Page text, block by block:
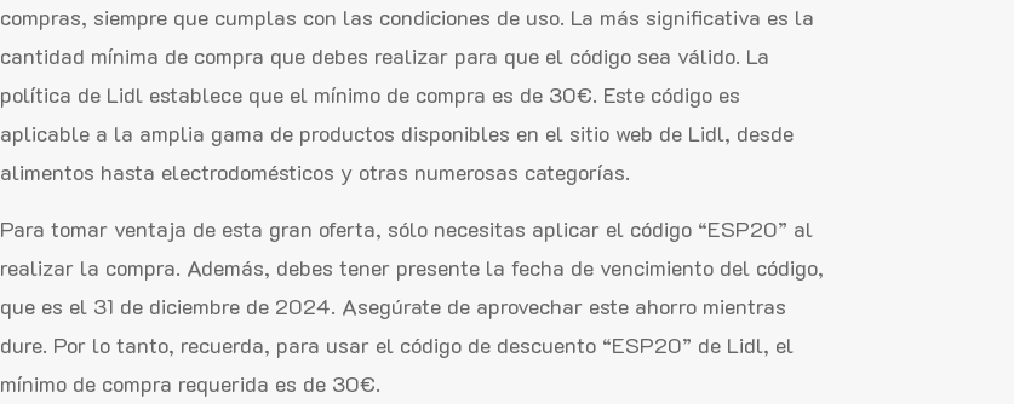
compras, siempre que cumplas con las condiciones de uso. La más significativa es la
cantidad mínima de compra que debes realizar para que el código sea válido. La
política de Lidl establece que el mínimo de compra es de 30€. Este código es
aplicable a la amplia gama de productos disponibles en el sitio web de Lidl, desde
alimentos hasta electrodomésticos y otras numerosas categorías.
Para tomar ventaja de esta gran oferta, sólo necesitas aplicar el código “ESP20” al
realizar la compra. Además, debes tener presente la fecha de vencimiento del código,
que es el 31 de diciembre de 2024. Asegúrate de aprovechar este ahorro mientras
dure. Por lo tanto, recuerda, para usar el código de descuento “ESP20” de Lidl, el
mínimo de compra requerida es de 30€.